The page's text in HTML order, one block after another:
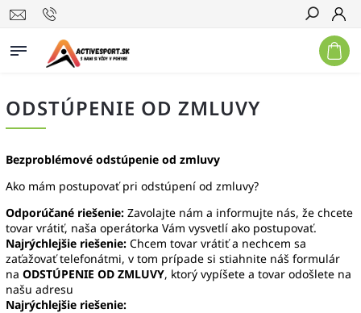
Hľadať
ODSTÚPENIE OD ZMLUVY
Bezproblémové odstúpenie od zmluvy
Ako mám postupovať pri odstúpení od zmluvy?
Odporúčané riešenie: Zavolajte nám a informujte nás, že chcete
tovar vrátiť, naša operátorka Vám vysvetlí ako postupovať.
Najrýchlejšie riešenie: Chcem tovar vrátiť a nechcem sa
zaťažovať telefonátmi, v tom prípade si stiahnite náš formulár
na ODSTÚPENIE OD ZMLUVY, ktorý vypíšete a tovar odošlete na
našu adresu
Najrýchlejšie riešenie: